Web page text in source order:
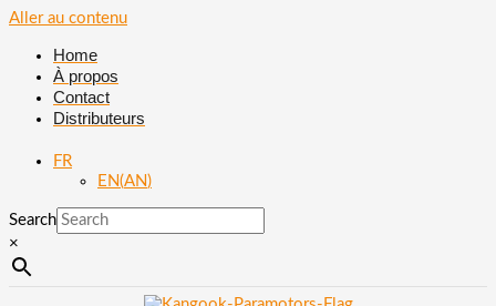
Aller au contenu
Home
À propos
Contact
Distributeurs
FR
EN(AN)
Search
×